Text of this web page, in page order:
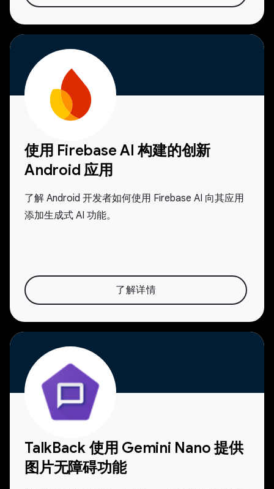
使用 Firebase AI 构建的创新
Android 应用
了解 Android 开发者如何使用 Firebase AI 向其应用
添加生成式 AI 功能。
了解详情
TalkBack 使用 Gemini Nano 提供
图片无障碍功能